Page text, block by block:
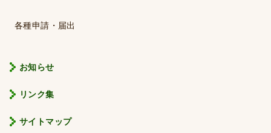
各種申請・届出
お知らせ
リンク集
サイトマップ